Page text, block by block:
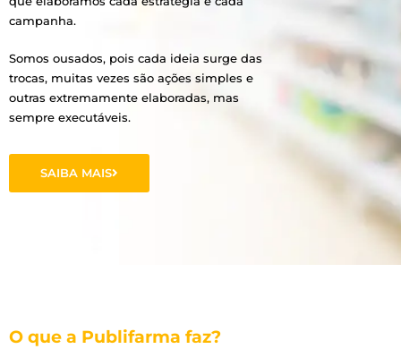
campanha.
Somos ousados, pois cada ideia surge das
trocas, muitas vezes são ações simples e
outras extremamente elaboradas, mas
sempre executáveis.
SAIBA MAIS
O que a Publifarma faz?